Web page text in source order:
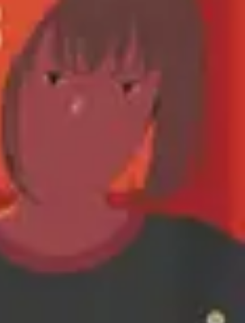
de Voyage
Inspirations de Voyage